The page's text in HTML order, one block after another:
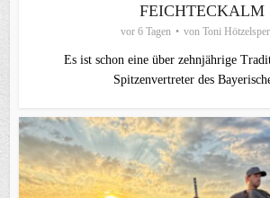
FEICHTECKALM
vor 6 Tagen von Toni
Es ist schon eine über zehnjährige
Spitzenvertreter des